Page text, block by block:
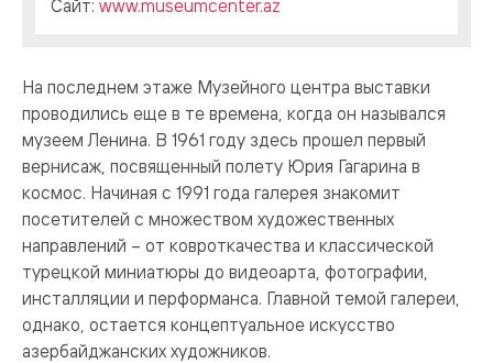
Сайт: www.museumcenter.az
На последнем этаже Музейного центра выставки
проводились еще в те времена, когда он назывался
музеем Ленина. В 1961 году здесь прошел первый
вернисаж, посвященный полету Юрия Гагарина в
космос. Начиная с 1991 года галерея знакомит
посетителей с множеством художественных
направлений – от ковроткачества и классической
турецкой миниатюры до видеоарта, фотографии,
инсталляции и перформанса. Главной темой галереи,
однако, остается концептуальное искусство
азербайджанских художников.